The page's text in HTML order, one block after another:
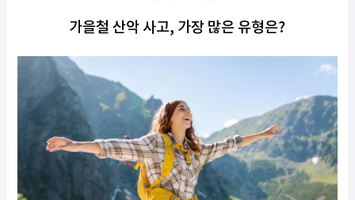
가을철 산악 사고, 가장 많은 유형은?